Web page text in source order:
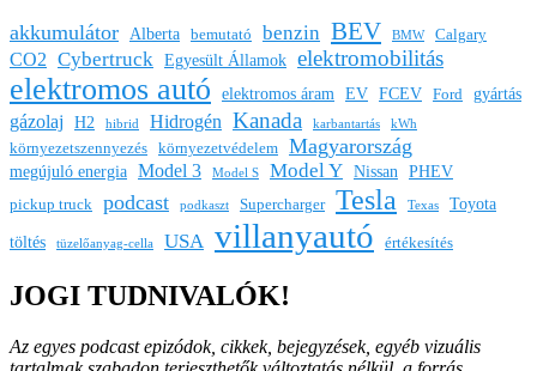
akkumulátor Alberta bemutató benzin BEV BMW Calgary
CO2 Cybertruck Egyesült Államok elektromobilitás
elektromos autó elektromos áram EV FCEV Ford gyártás
gázolaj H2 hibrid Hidrogén Kanada karbantartás kWh
környezetszennyezés környezetvédelem Magyarország
megújuló energia Model 3 Model S Model Y Nissan PHEV
pickup truck podcast podkaszt Supercharger Tesla Texas
Toyota
töltés
tüzelőanyag-cella USA villanyautó értékesítés
JOGI TUDNIVALÓK!
Az egyes podcast epizódok, cikkek, bejegyzések, egyéb vizuális